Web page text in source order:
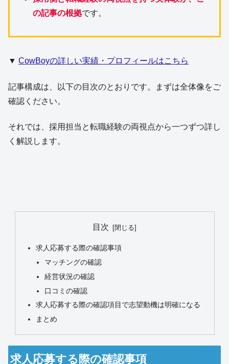
の記事の根拠です。
▼ CowBoyの詳しい実績・プロフィールはこちら
記事構成は、以下の目次のとおりです。まずは全体像をご
確認ください。
それでは、採用担当と転職経験の両視点から一つずつ詳し
く解説します。
目次
求人応募する際の確認事項
マッチングの確認
経営状況の確認
口コミの確認
求人応募する際の確認項目で志望動機は明確になる
まとめ
求人応募する際の確認事項